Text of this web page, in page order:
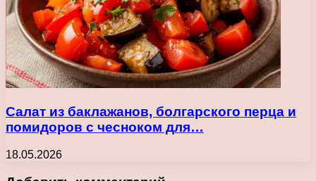
Салат из баклажанов, болгарского перца и
помидоров с чесноком для…
18.05.2026